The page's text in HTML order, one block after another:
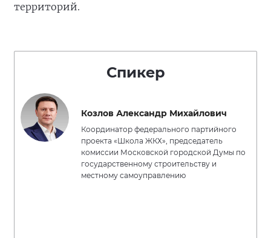
территорий.
Спикер
Козлов Александр Михайлович
Координатор федерального партийного
проекта «Школа ЖКХ», председатель
комиссии Московской городской Думы по
государственному строительству и
местному самоуправлению